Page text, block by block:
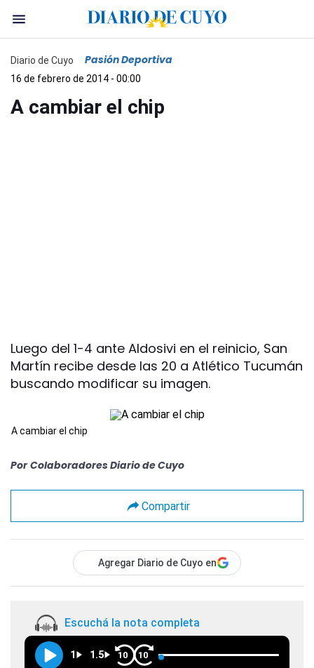
Diario de Cuyo Pasión Deportiva
16 de febrero de 2014 - 00:00
A cambiar el chip
Luego del 1-4 ante Aldosivi en el reinicio, San
Martín recibe desde las 20 a Atlético Tucumán
buscando modificar su imagen.
A cambiar el chip
Por Colaboradores Diario de Cuyo
Compartir
Agregar Diario de Cuyo en
Escuchá la nota completa
1 1.5 10 10